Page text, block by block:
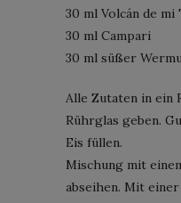
30 ml Volcán de
30 ml Campari
30 ml süßer
Alle Zutaten in ein
Rührglas geben.
Eis füllen.
Mischung mit
abseihen. Mit